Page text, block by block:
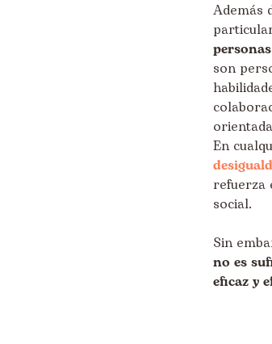
Además
son
En
refuerza
social.
Sin
no es
eficaz y